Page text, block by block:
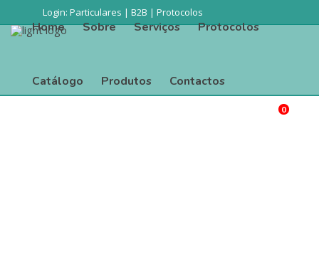
Login: Particulares | B2B | Protocolos
0
Home Sobre Serviços Protocolos
Catálogo Produtos Contactos